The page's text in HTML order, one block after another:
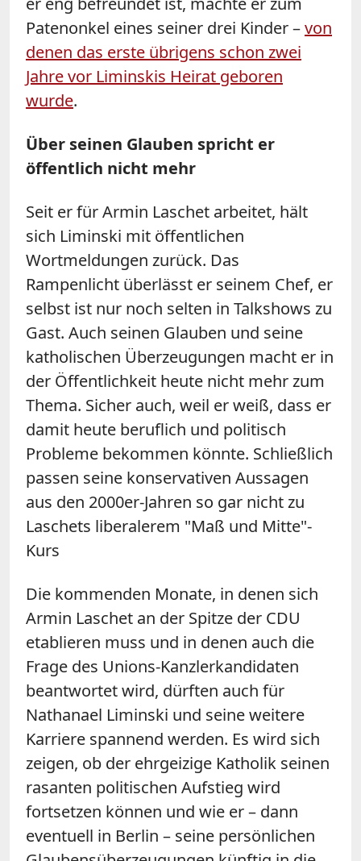
Patenonkel eines seiner drei Kinder –von
denen das erste übrigens schon zwei
Jahre vor Liminskis Heirat geboren
wurde.
Über seinen Glauben spricht er
öffentlich nicht mehr
Seit er für Armin Laschet arbeitet, hält
sich Liminski mit öffentlichen
Wortmeldungen zurück. Das
Rampenlicht überlässt er seinem Chef, er
selbst ist nur noch selten in Talkshows zu
Gast. Auch seinen Glauben und seine
katholischen Überzeugungen macht er in
der Öffentlichkeit heute nicht mehr zum
Thema. Sicher auch, weil er weiß, dass er
damit heute beruflich und politisch
Probleme bekommen könnte. Schließlich
passen seine konservativen Aussagen
aus den 2000er-Jahren so gar nicht zu
Laschets liberalerem "Maß und Mitte"-
Kurs
Die kommenden Monate, in denen sich
Armin Laschet an der Spitze der CDU
etablieren muss und in denen auch die
Frage des Unions-Kanzlerkandidaten
beantwortet wird, dürften auch für
Nathanael Liminski und seine weitere
Karriere spannend werden. Es wird sich
zeigen, ob der ehrgeizige Katholik seinen
rasanten politischen Aufstieg wird
fortsetzen können und wie er – dann
eventuell in Berlin – seine persönlichen